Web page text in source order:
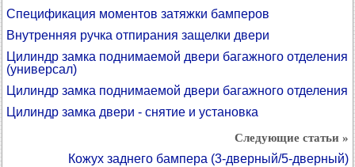
Спецификация моментов затяжки бамперов
Внутренняя ручка отпирания защелки двери
Цилиндр замка поднимаемой двери багажного отделения
(универсал)
Цилиндр замка поднимаемой двери багажного отделения
Цилиндр замка двери - снятие и установка
Следующие статьи »
Кожух заднего бампера (3-дверный/5-дверный)